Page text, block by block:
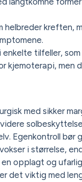
kreften,
tilfeller,
kjemoterapi, men
med sikker
Egenkontroll bør
i størrelse,
opplagt og
det viktig med